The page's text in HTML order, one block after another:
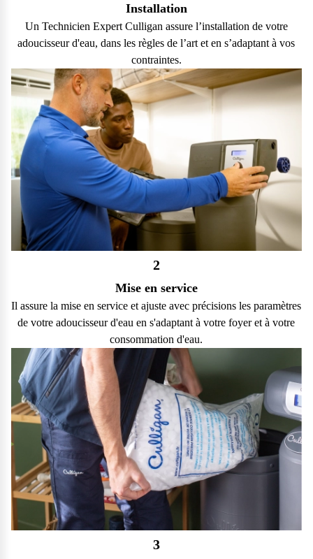
Installation
Un Technicien Expert Culligan assure l’installation de votre
adoucisseur d'eau, dans les règles de l’art et en s’adaptant à vos
contraintes.
2
Mise en service
Il assure la mise en service et ajuste avec précisions les paramètres
de votre adoucisseur d'eau en s'adaptant à votre foyer et à votre
consommation d'eau.
3